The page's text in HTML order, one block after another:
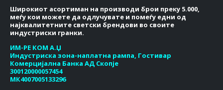
Широкиот асортиман на производи брои преку 5.000,
меѓу кои можете да одлучувате и помеѓу едни од
најквалитетните светски брендови во своите
индустриски гранки.
ИМ-РЕ КОМ А.Џ
Индустриска зона-наплатна рампа, Гостивар
Комерцијална Банка АД Скопје
300120000057454
МК4007005133296